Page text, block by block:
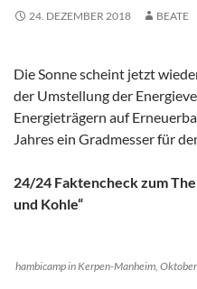
24. DEZEMBER 2018 BEATE
Die Sonne scheint jetzt
der Umstellung der
Energieträgern auf
Jahres ein Gradmesser für
24/24 Faktencheck zum
und Kohle“
hambicamp in Kerpen-Manheim,